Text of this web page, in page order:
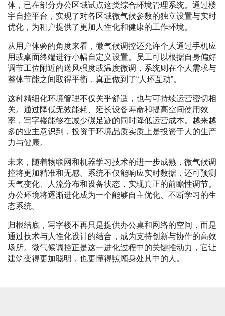
体，已在部分办公区域试点这类综合环境管理系统。通过楼
宇自控平台，实现了对各区域微气候参数的独立设置与实时
优化，为租户提供了更加人性化和健康的工作环境。
从用户体验的角度来看，微气候调控还允许个人通过手机应
用或桌面终端进行小幅自定义设置。员工可以根据自身偏好
调节工位附近的送风强度或温度微调，系统则在个人需求与
整体节能之间取得平衡，真正做到了“人环互动”。
这种精细化环境管理不仅关乎舒适，也与可持续运营密切相
关。通过降低无效能耗、延长设备寿命和提高空间使用效
率，写字楼能够在减少碳足迹的同时降低运营成本。越来越
多的业主意识到，投资于环境品质实质上是投资于人的生产
力与健康。
未来，随着物联网和机器学习技术的进一步成熟，微气候调
控将更加精准和无感。系统不仅能响应实时数据，还可预测
天气变化、人流分布和设备状态，实现真正的前瞻性调节。
办公环境将逐渐进化成为一个能够自主优化、不断学习的生
态系统。
归根结底，写字楼不再只是提供办公桌和网络的空间，而是
通过技术与人性化设计的结合，成为支持创新与协作的高效
场所。微气候调控正是这一进化过程中的关键推动力，它让
建筑变得更加聪明，也更懂得照顾身处其中的人。